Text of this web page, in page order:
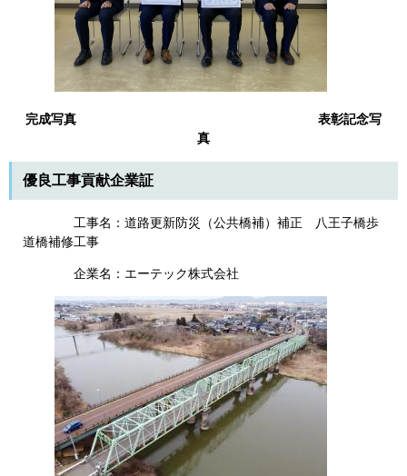
完成写真 表彰記念写
真
​優良工事貢献企業証
工事名：道路更新防災（公共橋補）補正 八王子橋歩
道橋補修工事
企業名：エーテック株式会社